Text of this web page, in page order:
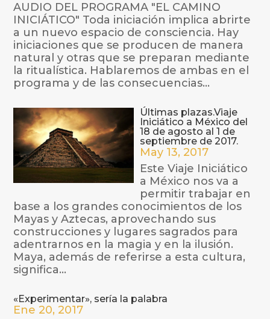
AUDIO DEL PROGRAMA "EL CAMINO
INICIÁTICO" Toda iniciación implica abrirte
a un nuevo espacio de consciencia. Hay
iniciaciones que se producen de manera
natural y otras que se preparan mediante
la ritualística. Hablaremos de ambas en el
programa y de las consecuencias...
Últimas plazas.Viaje
Iniciático a México del
18 de agosto al 1 de
septiembre de 2017.
May 13, 2017
Este Viaje Iniciático
a México nos va a
permitir trabajar en
base a los grandes conocimientos de los
Mayas y Aztecas, aprovechando sus
construcciones y lugares sagrados para
adentrarnos en la magia y en la ilusión.
Maya, además de referirse a esta cultura,
significa...
«Experimentar», sería la palabra
Ene 20, 2017